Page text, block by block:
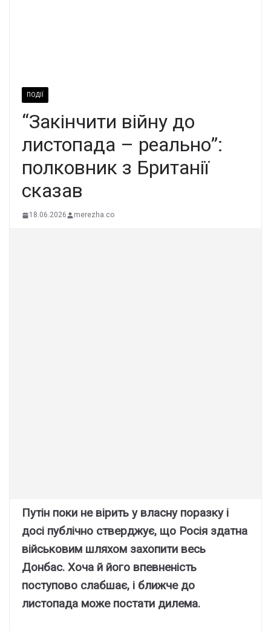
ПОДІЇ
“Закінчити війну до
листопада – реально”:
полковник з Британії
сказав
18.06.2026 merezha.co
Путін поки не вірить у власну поразку і
досі публічно стверджує, що Росія здатна
військовим шляхом захопити весь
Донбас. Хоча й його впевненість
поступово слабшає, і ближче до
листопада може постати дилема.